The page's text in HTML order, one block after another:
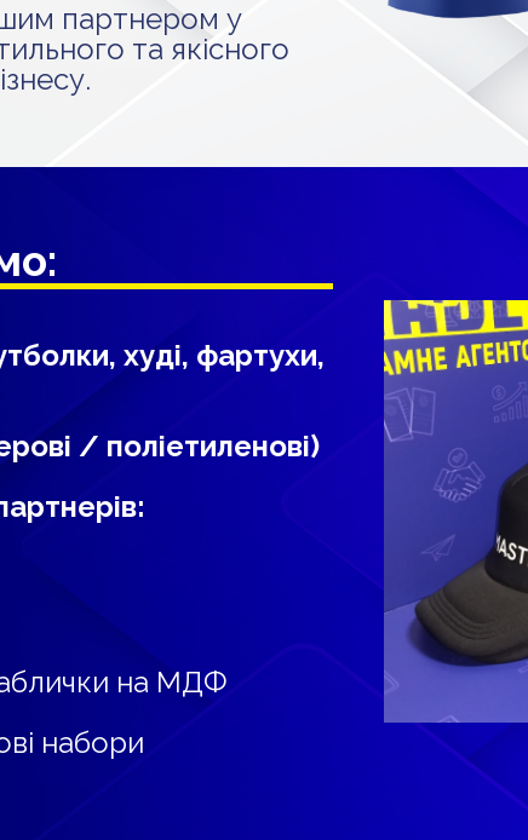
партнером у
та якісного
худі, фартухи,
/ поліетиленові)
на МДФ
набори